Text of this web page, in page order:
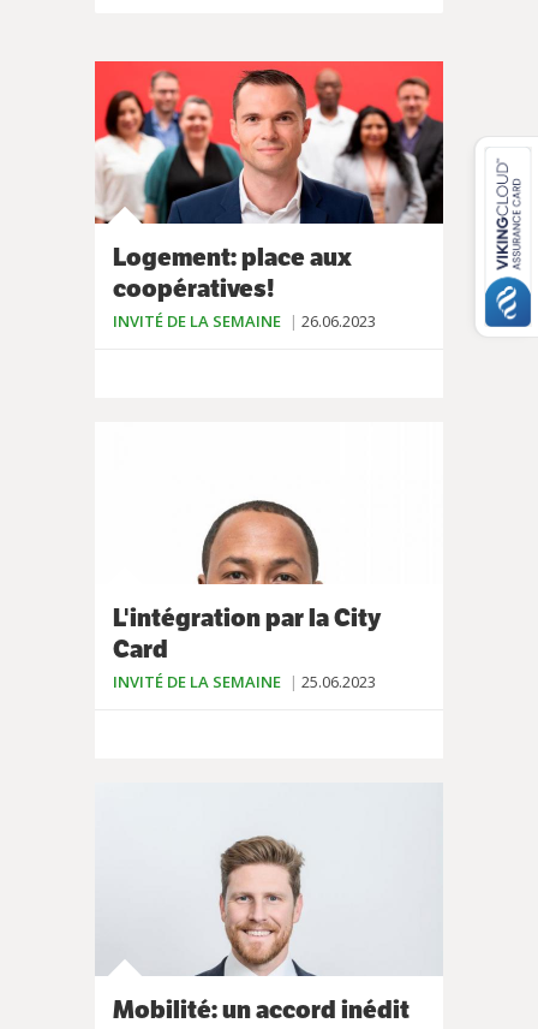
Logement: place aux
coopératives!
INVITÉ DE LA SEMAINE 26.06.2023
L'intégration par la City
Card
INVITÉ DE LA SEMAINE 25.06.2023
Mobilité: un accord inédit